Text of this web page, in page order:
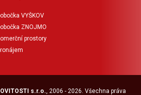
VYŠKOV
ZNOJMO
prostory
s.r.o., 2006 - 2026. Všechna práva